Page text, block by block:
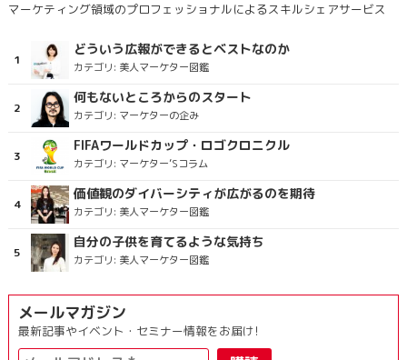
マーケティング領域のプロフェッショナルによるスキルシェアサービス
どういう広報ができるとベストなのか
カテゴリ: 美人マーケター図鑑
何もないところからのスタート
カテゴリ: マーケターの企み
FIFAワールドカップ・ロゴクロニクル
カテゴリ: マーケター’Sコラム
価値観のダイバーシティが広がるのを期待
カテゴリ: 美人マーケター図鑑
自分の子供を育てるような気持ち
カテゴリ: 美人マーケター図鑑
メールマガジン
最新記事やイベント・セミナー情報をお届け!